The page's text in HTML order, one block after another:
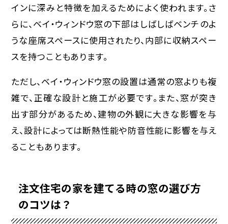
インに深みと特徴を加えるためによく使われます。さ
らに、ベイ・ウィンドウ窓の下部はしばしばベンチのよ
うな座席スペースに使用されたり、内部に収納スペー
スを持つこともあります。
ただし、ベイ・ウィンドウ窓の設置は通常の窓よりも複
雑で、正確な設計と施工が必要です。また、窓が突き
出す部分があるため、建物の外観に大きな影響を与
え、設計によっては断熱性能や防音性能に影響を与え
ることもあります。
注文住宅の家を建てる時の窓の選び方
のコツは？